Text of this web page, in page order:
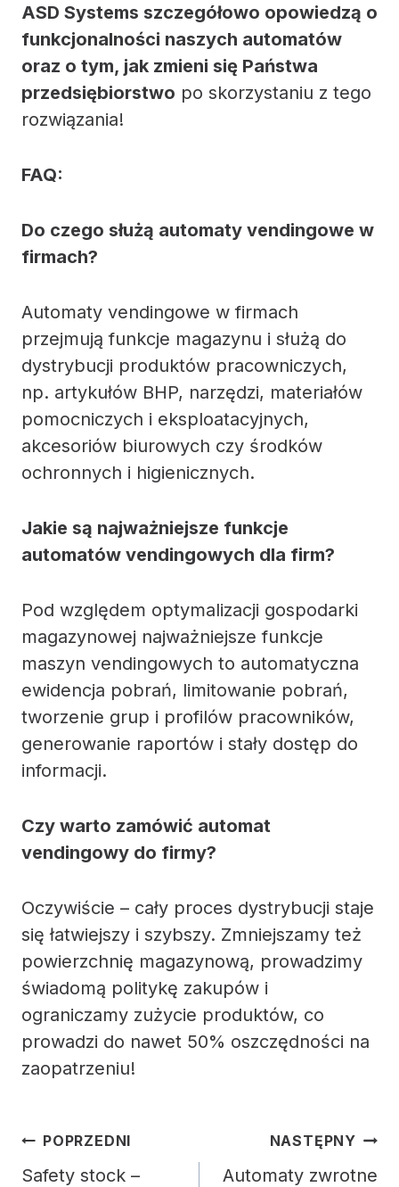
ASD Systems szczegółowo opowiedzą o
funkcjonalności naszych automatów
oraz o tym, jak zmieni się Państwa
przedsiębiorstwo po skorzystaniu z tego
rozwiązania!
FAQ:
Do czego służą automaty vendingowe w
firmach?
Automaty vendingowe w firmach
przejmują funkcje magazynu i służą do
dystrybucji produktów pracowniczych,
np. artykułów BHP, narzędzi, materiałów
pomocniczych i eksploatacyjnych,
akcesoriów biurowych czy środków
ochronnych i higienicznych.
Jakie są najważniejsze funkcje
automatów vendingowych dla firm?
Pod względem optymalizacji gospodarki
magazynowej najważniejsze funkcje
maszyn vendingowych to automatyczna
ewidencja pobrań, limitowanie pobrań,
tworzenie grup i profilów pracowników,
generowanie raportów i stały dostęp do
informacji.
Czy warto zamówić automat
vendingowy do firmy?
Oczywiście – cały proces dystrybucji staje
się łatwiejszy i szybszy. Zmniejszamy też
powierzchnię magazynową, prowadzimy
świadomą politykę zakupów i
ograniczamy zużycie produktów, co
prowadzi do nawet 50% oszczędności na
zaopatrzeniu!
Nawigacja
wpisu
POPRZEDNI
Safety stock –
NASTĘPNY
Automaty zwrotne